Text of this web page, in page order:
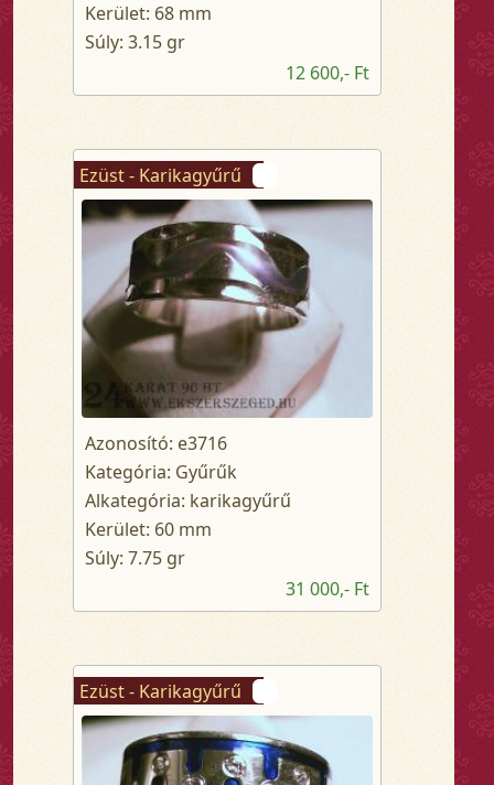
Kerület: 68 mm
Súly: 3.15 gr
12 600,- Ft
Ezüst - Karikagyűrű
Azonosító: e3716
Kategória: Gyűrűk
Alkategória: karikagyűrű
Kerület: 60 mm
Súly: 7.75 gr
31 000,- Ft
Ezüst - Karikagyűrű